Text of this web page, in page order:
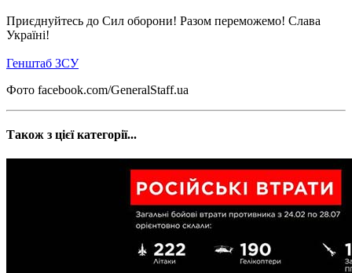
Приєднуйтесь до Сил оборони! Разом переможемо! Слава
Україні!
Генштаб ЗСУ
Фото facebook.com/GeneralStaff.ua
Також з цієї категорії...